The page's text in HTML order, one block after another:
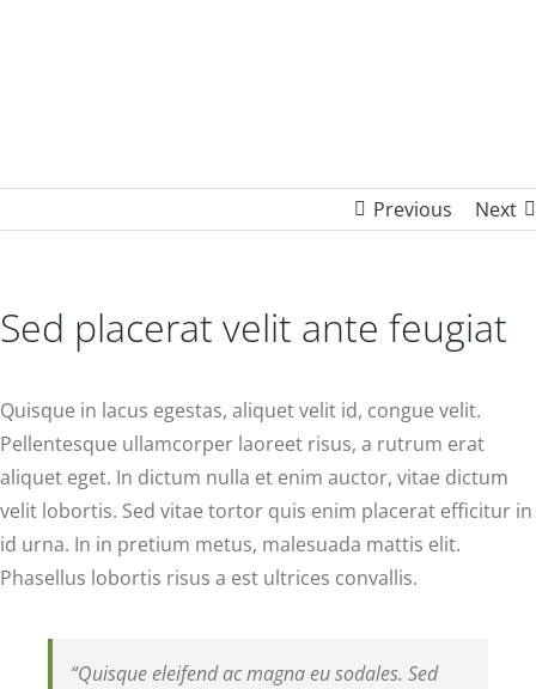
Previous Next
Sed placerat velit ante feugiat
Quisque in lacus egestas, aliquet velit id, congue velit.
Pellentesque ullamcorper laoreet risus, a rutrum erat
aliquet eget. In dictum nulla et enim auctor, vitae dictum
velit lobortis. Sed vitae tortor quis enim placerat efficitur in
id urna. In in pretium metus, malesuada mattis elit.
Phasellus lobortis risus a est ultrices convallis.
“Quisque eleifend ac magna eu sodales. Sed